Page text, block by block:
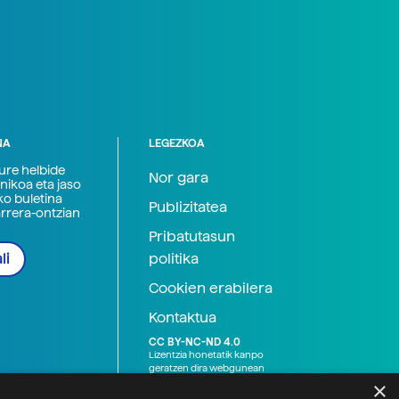
helbide
eta jaso
buletina
ontzian
LEGEZKOA
Nor gara
Publizitatea
Pribatutasun
politika
Cookien erabilera
Kontaktua
CC BY-NC-ND 4.0
Lizentzia honetatik kanpo
geratzen dira webgunean
×